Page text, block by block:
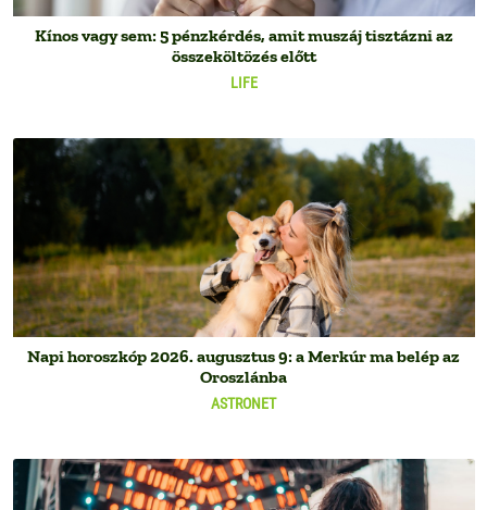
LIFE
Kínos vagy sem: 5 pénzkérdés, amit muszáj tisztázni az
összeköltözés előtt
ASTRONET
Napi horoszkóp 2026. augusztus 9: a Merkúr ma belép az
Oroszlánba